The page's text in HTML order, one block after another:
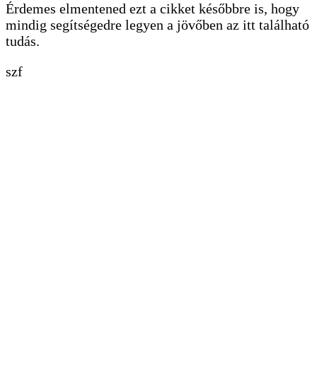
Érdemes elmentened ezt a cikket későbbre is, hogy
mindig segítségedre legyen a jövőben az itt található
tudás.
szf